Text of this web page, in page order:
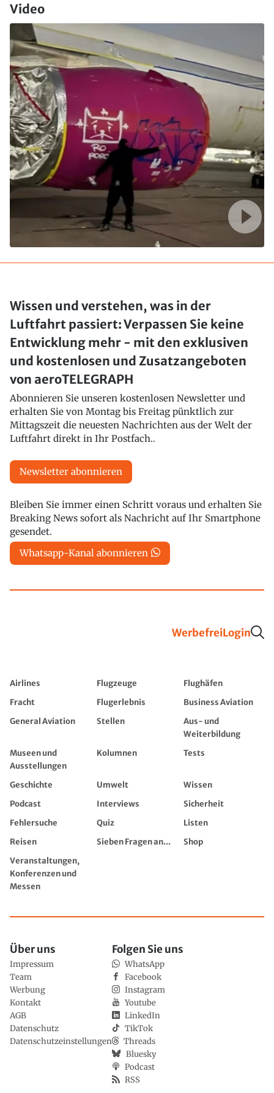
Video
Wissen und verstehen, was in der
Luftfahrt passiert: Verpassen Sie keine
Entwicklung mehr - mit den exklusiven
und kostenlosen und Zusatzangeboten
von aeroTELEGRAPH
Abonnieren Sie unseren kostenlosen Newsletter und
erhalten Sie von Montag bis Freitag pünktlich zur
Mittagszeit die neuesten Nachrichten aus der Welt der
Luftfahrt direkt in Ihr Postfach..
Newsletter abonnieren
Bleiben Sie immer einen Schritt voraus und erhalten Sie
Breaking News sofort als Nachricht auf Ihr Smartphone
gesendet.
Whatsapp-Kanal abonnieren
WerbefreiLogin
Airlines Flugzeuge
Flughäfen
Fracht
Flugerlebnis
Business Aviation
General Aviation
Stellen
Aus- und
Weiterbildung
Museen und
Ausstellungen
Kolumnen Tests
Geschichte Umwelt
Wissen
Podcast
Interviews
Sicherheit
Fehlersuche
Quiz
Listen
Reisen
Sieben Fragen an...
Shop
Veranstaltungen,
Konferenzen und
Messen
Über uns
Impressum
Team
Werbung
Kontakt
AGB
Datenschutz
Datenschutzeinstellungen
Folgen Sie uns
WhatsApp
Facebook
Instagram
Youtube
LinkedIn
TikTok
Threads
Bluesky
Podcast
RSS